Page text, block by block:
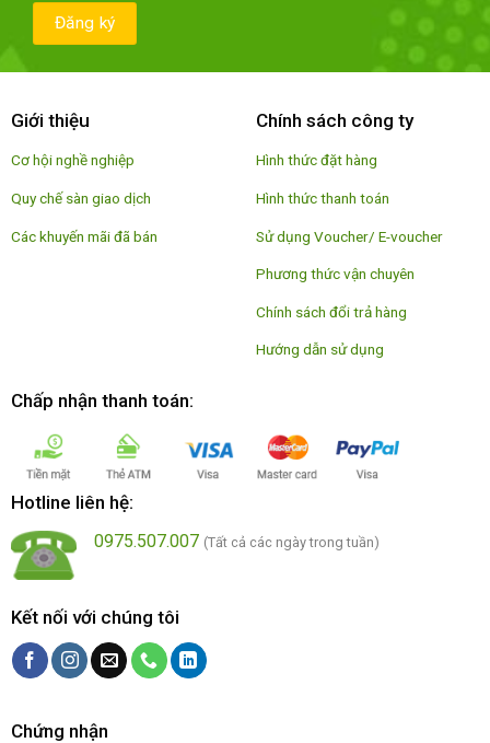
Giới thiệu
Cơ hội nghề nghiệp
Quy chế sàn giao dịch
Các khuyến mãi đã bán
Chính sách công ty
Hình thức đặt hàng
Hình thức thanh toán
Sử dụng Voucher/ E-voucher
Phương thức vận chuyên
Chính sách đổi trả hàng
Hướng dẫn sử dụng
Chấp nhận thanh toán:
Hotline liên hệ:
0975.507.007 (Tất cả các ngày trong tuần)
Kết nối với chúng tôi
Chứng nhận